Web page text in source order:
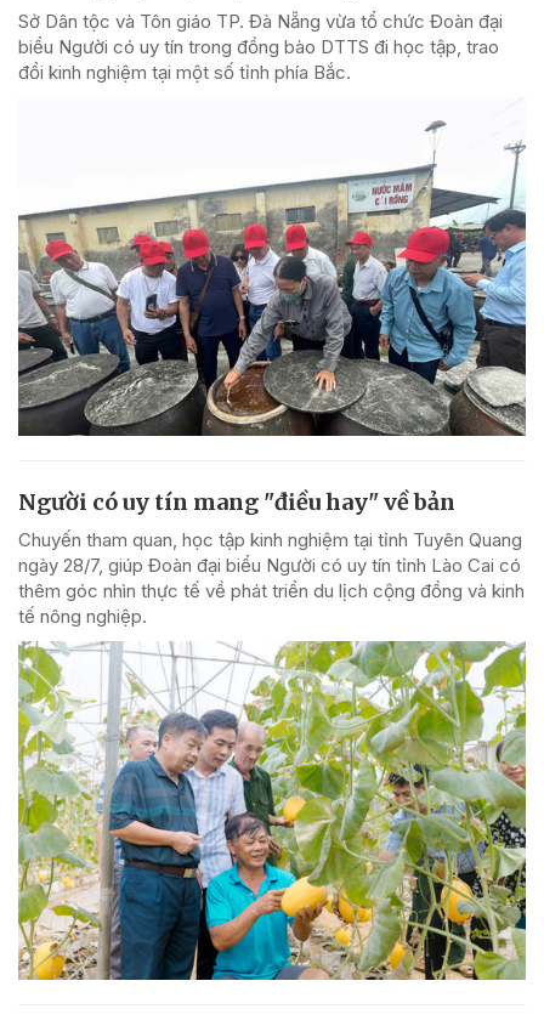
Sở Dân tộc và Tôn giáo TP. Đà Nẵng vừa tổ chức Đoàn đại
biểu Người có uy tín trong đồng bào DTTS đi học tập, trao
đổi kinh nghiệm tại một số tỉnh phía Bắc.
Người có uy tín mang "điều hay" về bản
Chuyến tham quan, học tập kinh nghiệm tại tỉnh Tuyên Quang
ngày 28/7, giúp Đoàn đại biểu Người có uy tín tỉnh Lào Cai có
thêm góc nhìn thực tế về phát triển du lịch cộng đồng và kinh
tế nông nghiệp.